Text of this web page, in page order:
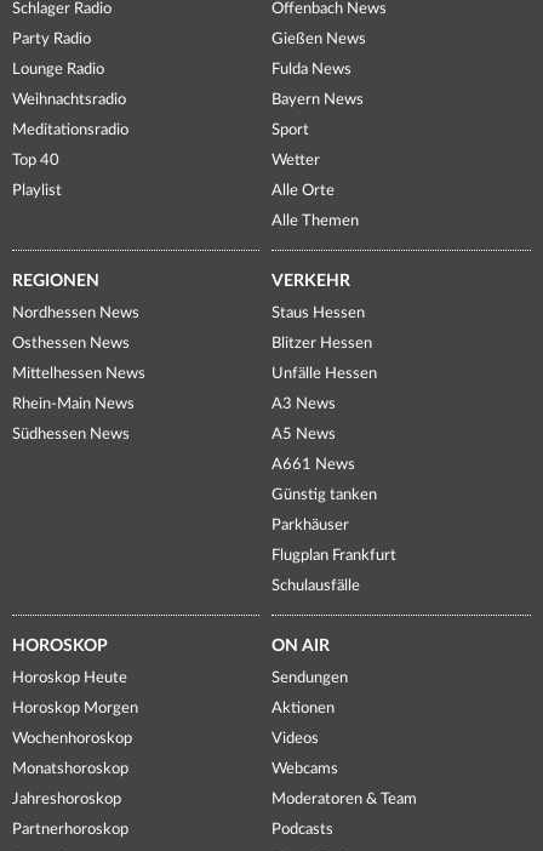
Schlager Radio
Party Radio
Lounge Radio
Weihnachtsradio
Meditationsradio
Top 40
Playlist
Offenbach News
Gießen News
Fulda News
Bayern News
Sport
Wetter
Alle Orte
Alle Themen
REGIONEN
Nordhessen News
Osthessen News
Mittelhessen News
Rhein-Main News
Südhessen News
VERKEHR
Staus Hessen
Blitzer Hessen
Unfälle Hessen
A3 News
A5 News
A661 News
Günstig tanken
Parkhäuser
Flugplan Frankfurt
Schulausfälle
HOROSKOP
Horoskop Heute
Horoskop Morgen
Wochenhoroskop
Monatshoroskop
Jahreshoroskop
Partnerhoroskop
ON AIR
Sendungen
Aktionen
Videos
Webcams
Moderatoren & Team
Podcasts